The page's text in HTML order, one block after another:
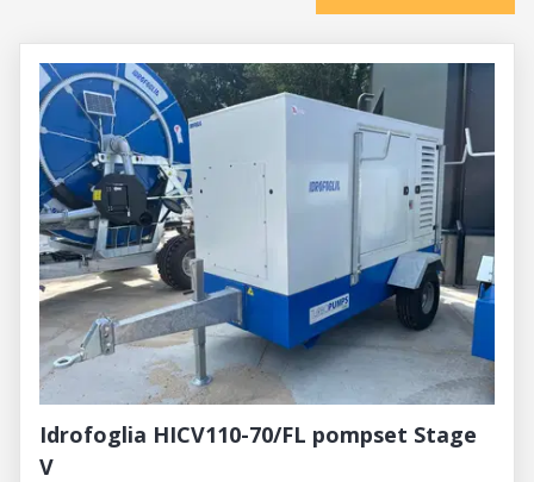
Idrofoglia HICV110-70/FL pompset Stage
V